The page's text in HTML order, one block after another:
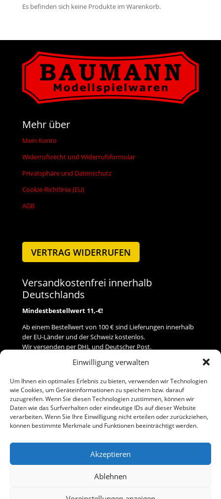
Einwilligung verwalten
Um Ihnen ein optimales Erlebnis zu bieten, verwenden wir Technologien
wie Cookies, um Geräteinformationen zu speichern bzw. darauf
zuzugreifen. Wenn Sie diesen Technologien zustimmen, können wir
Daten wie das Surfverhalten oder eindeutige IDs auf dieser Website
verarbeiten. Wenn Sie Ihre Einwilligung nicht erteilen oder zurückziehen,
können bestimmte Merkmale und Funktionen beeinträchtigt werden.
Akzeptieren
Ablehnen
Es befinden sich keine Produkte im Warenkorb.
Mehr über
Mein Konto
Widerrufsrecht und Widerrufsformular
Privatsphäre und Datenschutz
Cookie-Richtlinie (EU)
AGB
VERTRAG WIDERRUFEN
Versandkostenfrei innerhalb
Deutschlands
Mindestbestellwert 11,-€!
Ab einem Bestellwert von 100 € sind Lieferungen innerhalb
der EU-Länder und der Schweiz kostenlos.
Wir versenden per DHL und Deutscher Post.
Versand
Zahlung
Baumann Modellspielwaren
Telefon (0 91 61) 33 84